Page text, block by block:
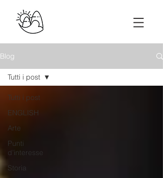
Blog
Tutti i post
ENGLISH
Arte
Punti
d'interesse
Storia
Tutti i post